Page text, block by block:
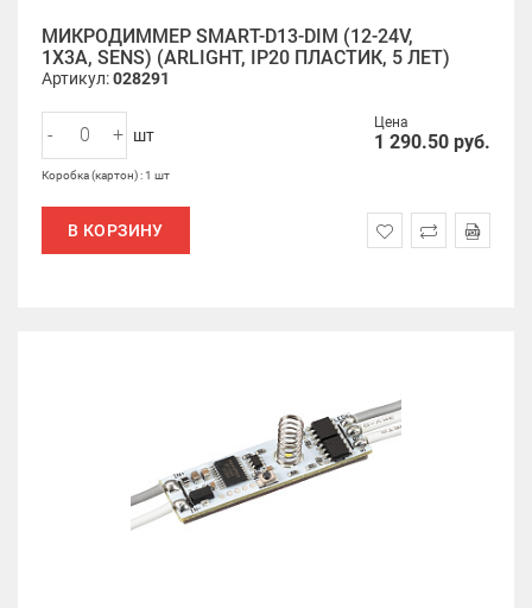
МИКРОДИММЕР SMART-D13-DIM (12-24V,
1X3A, SENS) (ARLIGHT, IP20 ПЛАСТИК, 5 ЛЕТ)
Артикул:028291
Цена
1 290.50 руб.
- + шт
Коробка (картон) : 1 шт
В КОРЗИНУ